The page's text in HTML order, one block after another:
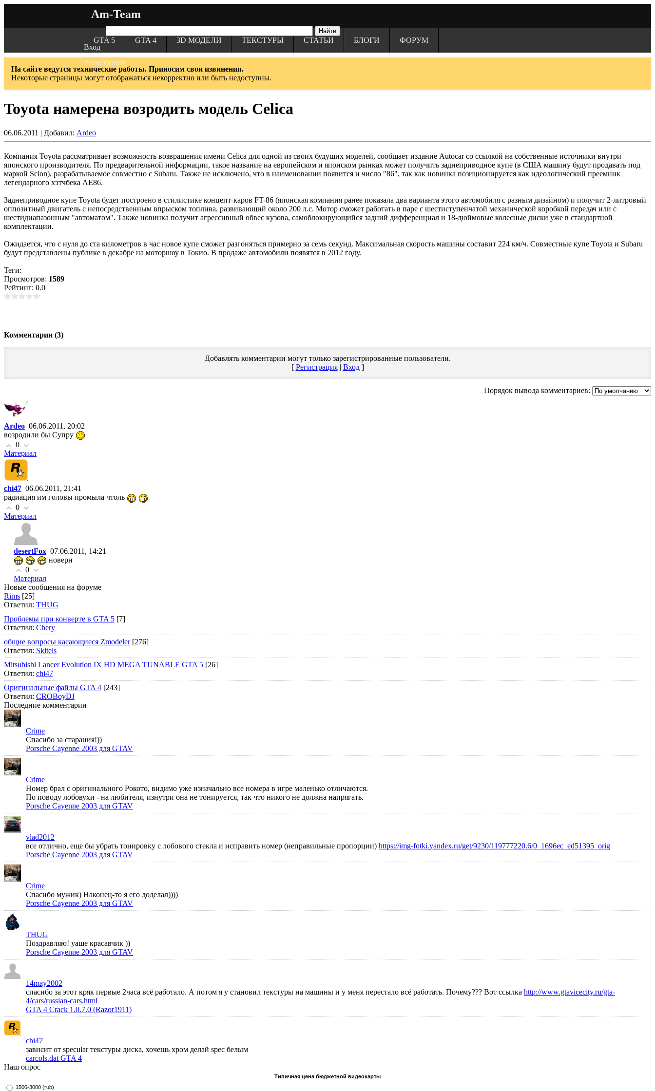
Am-Team
Вход
Регистрация
GTA 5 GTA 4 3D МОДЕЛИ ТЕКСТУРЫ СТАТЬИ БЛОГИ ФОРУМ
На сайте ведутся технические работы. Приносим свои извинения.
Некоторые страницы могут отображаться некорректно или быть недоступны.
Toyota намерена возродить модель Celica
06.06.2011 | Добавил: Ardeo
Компания Toyota рассматривает возможность возвращения имени Celica для одной из своих будущих моделей, сообщает издание Autocar со ссылкой на собственные источники внутри
японского производителя. По предварительной информации, такое название на европейском и японском рынках может получить заднеприводное купе (в США машину будут продавать под
маркой Scion), разрабатываемое совместно с Subaru. Также не исключено, что в наименовании появится и число "86", так как новинка позиционируется как идеологический преемник
легендарного хэтчбека AE86.
Заднеприводное купе Toyota будет построено в стилистике концепт-каров FT-86 (японская компания ранее показала два варианта этого автомобиля с разным дизайном) и получит 2-литровый
оппозитный двигатель с непосредственным впрыском топлива, развивающий около 200 л.с. Мотор сможет работать в паре с шестиступенчатой механической коробкой передач или с
шестидиапазонным "автоматом". Также новинка получит агрессивный обвес кузова, самоблокирующийся задний дифференциал и 18-дюймовые колесные диски уже в стандартной
комплектации.
Ожидается, что с нуля до ста километров в час новое купе сможет разгоняться примерно за семь секунд. Максимальная скорость машины составит 224 км/ч. Совместные купе Toyota и Subaru
будут представлены публике в декабре на моторшоу в Токио. В продаже автомобили появятся в 2012 году.
Теги:
Просмотров: 1589
Рейтинг: 0.0
Комментарии (3)
Добавлять комментарии могут только зарегистрированные пользователи.
[ Регистрация| Вход]
Порядок вывода комментариев:
Ardeo 06.06.2011, 20:02
возродили бы Супру
0
Материал
chi47 06.06.2011, 21:41
радиация им головы промыла чтоль
0
Материал
desertFox 07.06.2011, 14:21
новерн
0
Материал
Новые сообщения на форуме
Rims [25]
Ответил: THUG
Проблемы при конверте в GTA 5 [7]
Ответил: Chery
общие вопросы касающиеся Zmodeler[276]
Ответил: Skitels
Mitsubishi Lancer Evolution IX HD MEGA TUNABLE GTA 5 [26]
Ответил: chi47
Оригинальные файлы GTA 4 [243]
Ответил: CROBoyDJ
Последние комментарии
Crime
Спасибо за старания!))
Porsche Cayenne 2003 для GTAV
Crime
Номер брал с оригинального Рокото, видимо уже изначально все номера в игре маленько отличаются.
По поводу лобовухи - на любителя, изнутри она не тонируется, так что никого не должна напрягать.
Porsche Cayenne 2003 для GTAV
vlad2012
все отлично, еще бы убрать тонировку с лобового стекла и исправить номер (неправильные пропорции) https://img-fotki.yandex.ru/get/9230/119777220.6/0_1696ec_ed51395_orig
Porsche Cayenne 2003 для GTAV
Crime
Спасибо мужик) Наконец-то я его доделал))))
Porsche Cayenne 2003 для GTAV
THUG
Поздравляю! уаще красавчик ))
Porsche Cayenne 2003 для GTAV
14may2002
спасибо за этот кряк первые 2часа всё работало. А потом я у становил текстуры на машины и у меня перестало всё работать. Почему??? Вот ссылка http://www.gtavicecity.ru/gta-
4/cars/russian-cars.html
GTA 4 Crack 1.0.7.0 (Razor1911)
chi47
зависит от specular текстуры диска, хочешь хром делай spec белым
carcols.dat GTA 4
Наш опрос
Типичная цена бюджетной видеокарты
1500-3000 (rub)